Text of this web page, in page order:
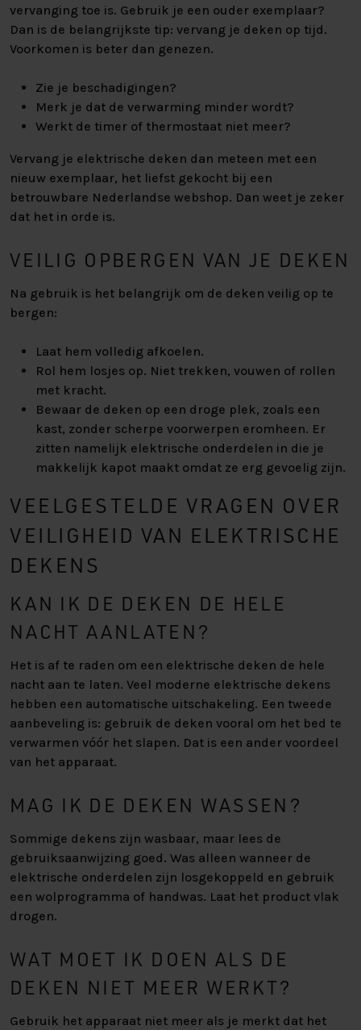
vervanging toe is. Gebruik je een ouder exemplaar?
Dan is de belangrijkste tip: vervang je deken op tijd.
Voorkomen is beter dan genezen.
Zie je beschadigingen?
Merk je dat de verwarming minder wordt?
Werkt de timer of thermostaat niet meer?
Vervang je elektrische deken dan meteen met een
nieuw exemplaar, het liefst gekocht bij een
betrouwbare Nederlandse webshop. Dan weet je zeker
dat het in orde is.
VEILIG OPBERGEN VAN JE DEKEN
Na gebruik is het belangrijk om de deken veilig op te
bergen:
Laat hem volledig afkoelen.
Rol hem losjes op. Niet trekken, vouwen of rollen
met kracht.
Bewaar de deken op een droge plek, zoals een
kast, zonder scherpe voorwerpen eromheen. Er
zitten namelijk elektrische onderdelen in die je
makkelijk kapot maakt omdat ze erg gevoelig zijn.
VEELGESTELDE VRAGEN OVER
VEILIGHEID VAN ELEKTRISCHE
DEKENS
KAN IK DE DEKEN DE HELE
NACHT AANLATEN?
Het is af te raden om een elektrische deken de hele
nacht aan te laten. Veel moderne elektrische dekens
hebben een automatische uitschakeling. Een tweede
aanbeveling is: gebruik de deken vooral om het bed te
verwarmen vóór het slapen. Dat is een ander voordeel
van het apparaat.
MAG IK DE DEKEN WASSEN?
Sommige dekens zijn wasbaar, maar lees de
gebruiksaanwijzing goed. Was alleen wanneer de
elektrische onderdelen zijn losgekoppeld en gebruik
een wolprogramma of handwas. Laat het product vlak
drogen.
WAT MOET IK DOEN ALS DE
DEKEN NIET MEER WERKT?
Gebruik het apparaat niet meer als je merkt dat het